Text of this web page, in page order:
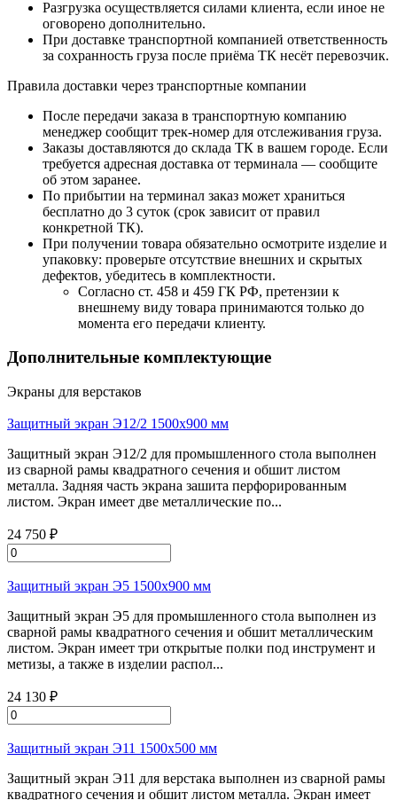
Разгрузка осуществляется силами клиента, если иное не
оговорено дополнительно.
При доставке транспортной компанией ответственность
за сохранность груза после приёма ТК несёт перевозчик.
Правила доставки через транспортные компании
После передачи заказа в транспортную компанию
менеджер сообщит трек-номер для отслеживания груза.
Заказы доставляются до склада ТК в вашем городе. Если
требуется адресная доставка от терминала — сообщите
об этом заранее.
По прибытии на терминал заказ может храниться
бесплатно до 3 суток (срок зависит от правил
конкретной ТК).
При получении товара обязательно осмотрите изделие и
упаковку: проверьте отсутствие внешних и скрытых
дефектов, убедитесь в комплектности.
Согласно ст. 458 и 459 ГК РФ, претензии к
внешнему виду товара принимаются только до
момента его передачи клиенту.
Дополнительные комплектующие
Экраны для верстаков
Защитный экран Э12/2 1500х900 мм
Защитный экран Э12/2 для промышленного стола выполнен
из сварной рамы квадратного сечения и обшит листом
металла. Задняя часть экрана зашита перфорированным
листом. Экран имеет две металлические по...
24 750 ₽
Защитный экран Э5 1500х900 мм
Защитный экран Э5 для промышленного стола выполнен из
сварной рамы квадратного сечения и обшит металлическим
листом. Экран имеет три открытые полки под инструмент и
метизы, а также в изделии распол...
24 130 ₽
Защитный экран Э11 1500х500 мм
Защитный экран Э11 для верстака выполнен из сварной рамы
квадратного сечения и обшит листом металла. Экран имеет